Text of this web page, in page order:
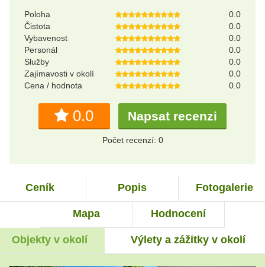
Poloha
0.0
Čistota
0.0
Vybavenost
0.0
Personál
0.0
Služby
0.0
Zajímavosti v okolí
0.0
Cena / hodnota
0.0
0.0 Napsat recenzi
Počet recenzí: 0
Ceník Popis Fotogalerie
Mapa Hodnocení
Objekty v okolí Výlety a zážitky v okolí